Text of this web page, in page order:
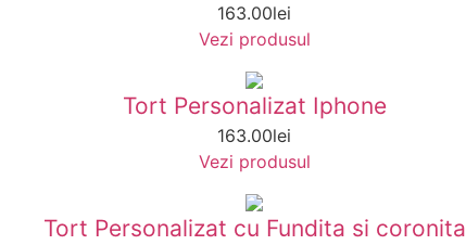
163.00lei
Vezi produsul
Tort Personalizat Iphone
163.00lei
Vezi produsul
Tort Personalizat cu Fundita si coronita